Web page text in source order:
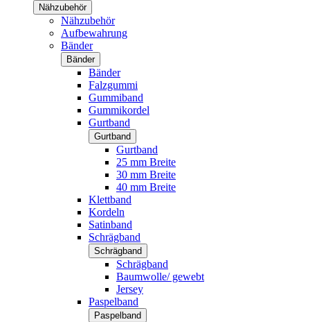
Nähzubehör
Nähzubehör
Aufbewahrung
Bänder
Bänder
Bänder
Falzgummi
Gummiband
Gummikordel
Gurtband
Gurtband
Gurtband
25 mm Breite
30 mm Breite
40 mm Breite
Klettband
Kordeln
Satinband
Schrägband
Schrägband
Schrägband
Baumwolle/ gewebt
Jersey
Paspelband
Paspelband